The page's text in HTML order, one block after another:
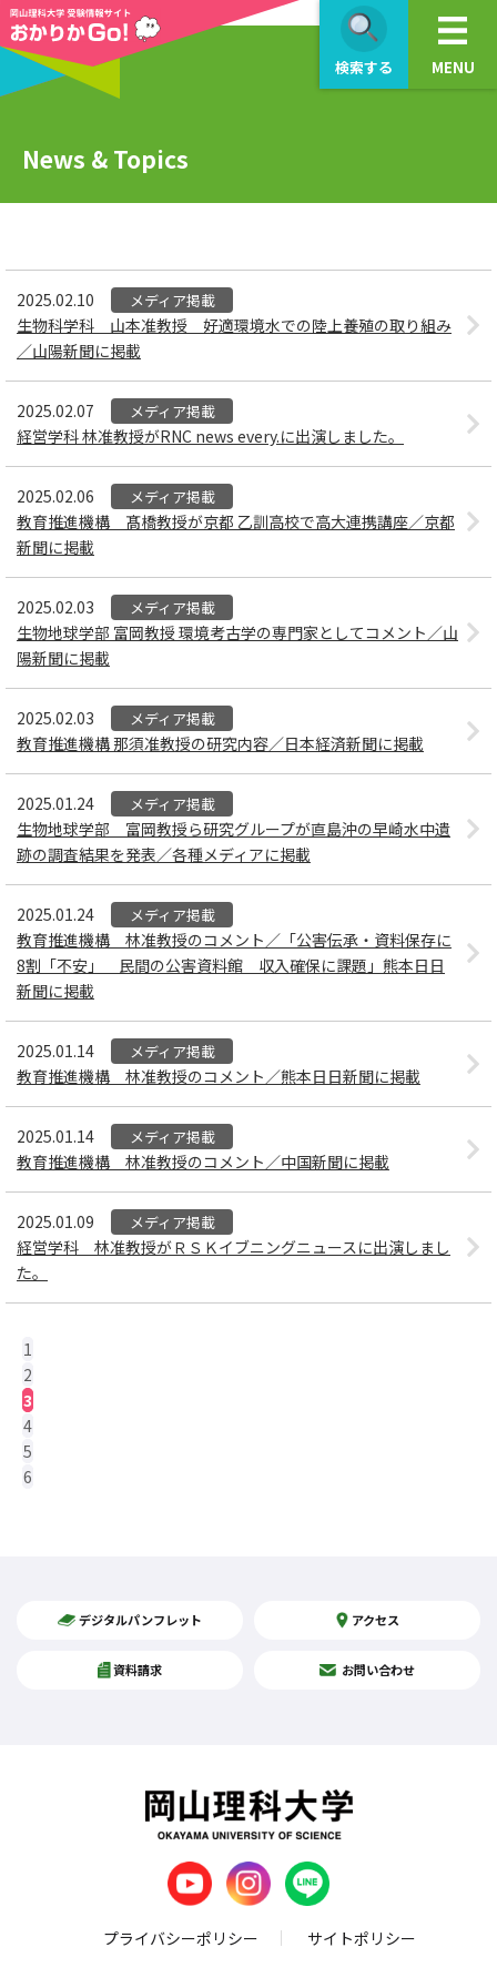
検索する MENU
News & Topics
2025.02.10 メディア掲載
生物科学科 山本准教授 好適環境水での陸上養殖の取り組み
／山陽新聞に掲載
2025.02.07 メディア掲載
経営学科 林准教授がRNC news every.に出演しました。
2025.02.06 メディア掲載
教育推進機構 髙橋教授が京都 乙訓高校で高大連携講座／京都
新聞に掲載
2025.02.03 メディア掲載
生物地球学部 富岡教授 環境考古学の専門家としてコメント／山
陽新聞に掲載
2025.02.03 メディア掲載
教育推進機構 那須准教授の研究内容／日本経済新聞に掲載
2025.01.24 メディア掲載
生物地球学部 富岡教授ら研究グループが直島沖の早崎水中遺
跡の調査結果を発表／各種メディアに掲載
2025.01.24 メディア掲載
教育推進機構 林准教授のコメント／「公害伝承・資料保存に
8割「不安」 民間の公害資料館 収入確保に課題」熊本日日
新聞に掲載
2025.01.14 メディア掲載
教育推進機構 林准教授のコメント／熊本日日新聞に掲載
2025.01.14 メディア掲載
教育推進機構 林准教授のコメント／中国新聞に掲載
2025.01.09 メディア掲載
経営学科 林准教授がＲＳＫイブニングニュースに出演しまし
た。
1
2
3
4
5
6
デジタルパンフレット アクセス
資料請求 お問い合わせ
プライバシーポリシー サイトポリシー